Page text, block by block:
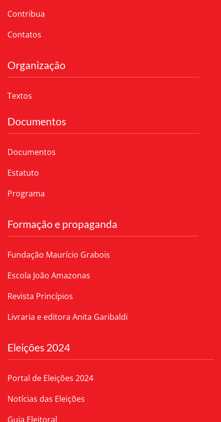
Contribua
Contatos
Organização
Textos
Documentos
Documentos
Estatuto
Programa
Formação e propaganda
Fundação Maurício Grabois
Escola João Amazonas
Revista Princípios
Livraria e editora Anita Garibaldi
Eleições 2024
Portal de Eleições 2024
Notícias das Eleições
Guia Eleitoral